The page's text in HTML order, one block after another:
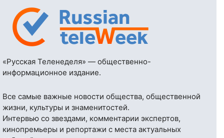
«Русская Теленеделя» — общественно-
информационное издание.
Все самые важные новости общества, общественной
жизни, культуры и знаменитостей.
Интервью со звездами, комментарии экспертов,
кинопремьеры и репортажи с места актуальных